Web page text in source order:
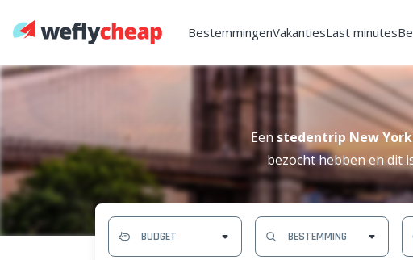
BestemmingenVakantiesLast minutes
Een stedentrip New York
bezocht hebben en dit